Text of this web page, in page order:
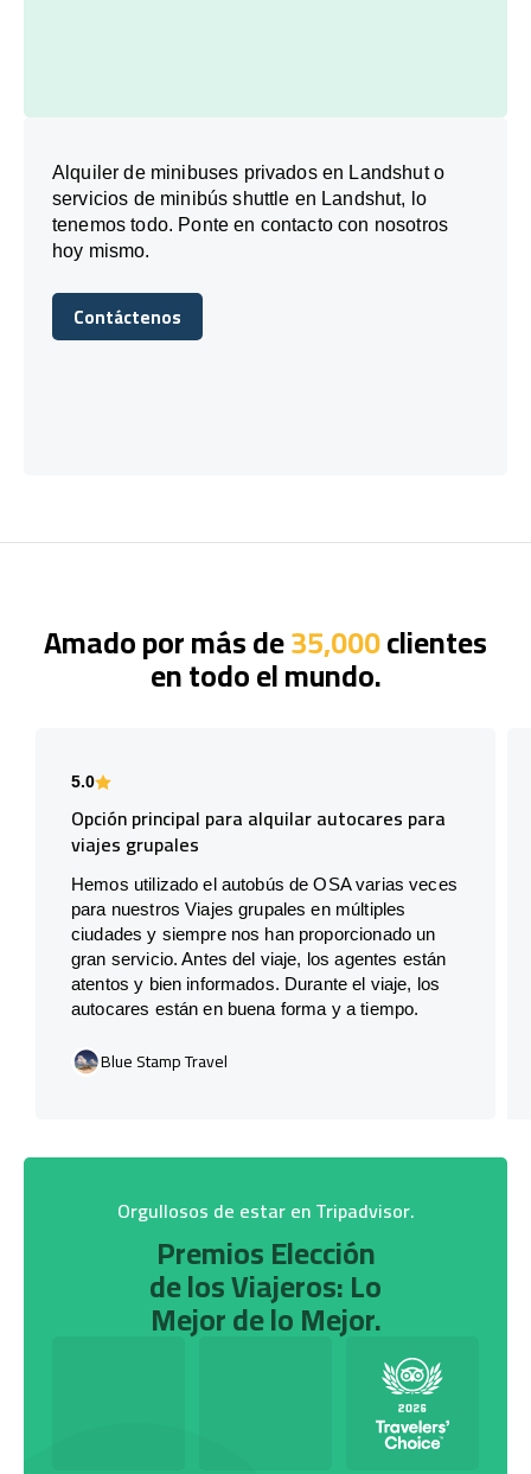
Alquiler de minibuses privados en Landshut o
servicios de minibús shuttle en Landshut, lo
tenemos todo. Ponte en contacto con nosotros
hoy mismo.
Contáctenos
Contáctenos
Amado por más de35,000clientes
en todo el mundo.
5.0
Opción principal para alquilar autocares para
viajes grupales
Hemos utilizado el autobús de OSA varias veces
para nuestros Viajes grupales en múltiples
ciudades y siempre nos han proporcionado un
gran servicio. Antes del viaje, los agentes están
atentos y bien informados. Durante el viaje, los
autocares están en buena forma y a tiempo.
Blue Stamp Travel
Orgullosos de estar en Tripadvisor.
Premios Elección
de los Viajeros: Lo
Mejor de lo Mejor.